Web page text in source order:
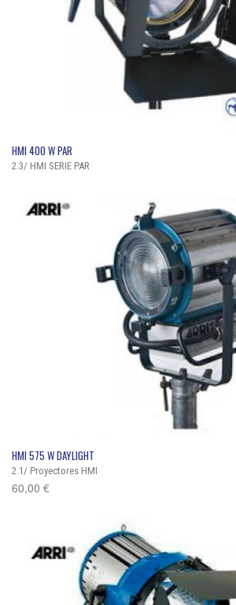
HMI 400 W PAR
2.3/ HMI SERIE PAR
HMI 575 W DAYLIGHT
2.1/ Proyectores HMI
60,00 €